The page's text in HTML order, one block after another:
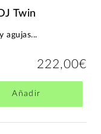
Twin
agujas...
222,00€
Añadir